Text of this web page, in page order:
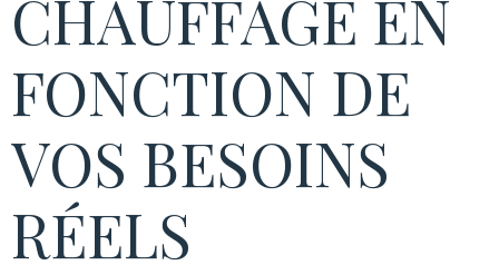
CHAUFFAGE EN
FONCTION DE
VOS BESOINS
RÉELS